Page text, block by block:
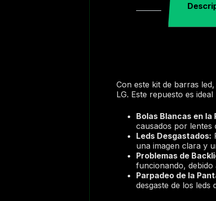
Con este kit de barras
LG. Este repuesto es
Bolas Blancas en la
causados por lentes
Leds Desgastados:
una imagen clara y
Problemas de
funcionando, debido
Parpadeo de la
desgaste de los leds